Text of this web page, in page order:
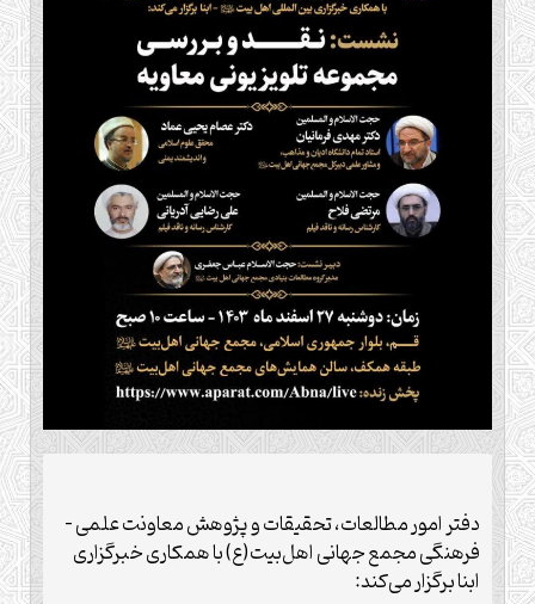
دفتر امور مطالعات، تحقیقات و پژوهش معاونت علمی –
فرهنگی مجمع جهانی اهل‌بیت(ع) با همکاری خبرگزاری
ابنا برگزار می‌کند: